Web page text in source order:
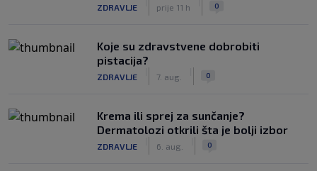
ZDRAVLJE prije 11 h 0
Koje su zdravstvene dobrobiti
pistacija?
ZDRAVLJE 7. aug. 0
Krema ili sprej za sunčanje?
Dermatolozi otkrili šta je bolji izbor
ZDRAVLJE 6. aug. 0